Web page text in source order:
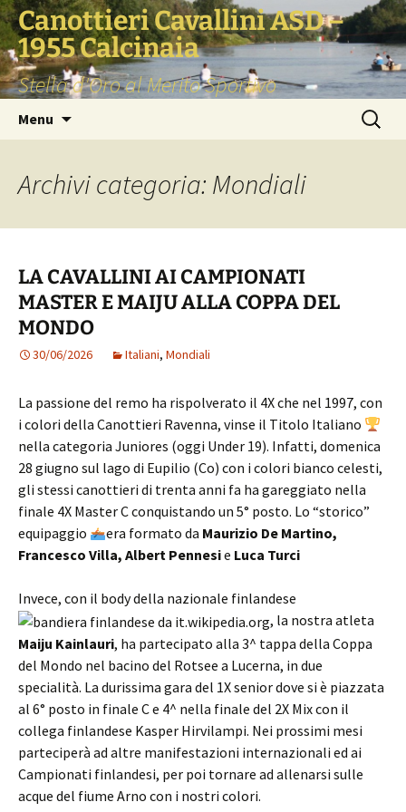
Vai
al
contenuto
Canottieri Cavallini ASD –
1955 Calcinaia
Stella d'Oro al Merito Sportivo
Menu
Ricerca
per:
Archivi categoria: Mondiali
LA CAVALLINI AI CAMPIONATI
MASTER E MAIJU ALLA COPPA DEL
MONDO
30/06/2026 Italiani, Mondiali
La passione del remo ha rispolverato il 4X che nel 1997, con
i colori della Canottieri Ravenna, vinse il Titolo Italiano
nella categoria Juniores (oggi Under 19). Infatti, domenica
28 giugno sul lago di Eupilio (Co) con i colori bianco celesti,
gli stessi canottieri di trenta anni fa ha gareggiato nella
finale 4X Master C conquistando un 5° posto. Lo “storico”
equipaggio
era formato da Maurizio De Martino,
Francesco Villa, Albert Pennesie Luca Turci
Invece, con il body della nazionale finlandese
, la nostra atleta
Maiju Kainlauri, ha partecipato alla 3^ tappa della Coppa
del Mondo nel bacino del Rotsee a Lucerna, in due
specialità. La durissima gara del 1X senior dove si è piazzata
al 6° posto in finale C e 4^ nella finale del 2X Mix con il
collega finlandese Kasper Hirvilampi. Nei prossimi mesi
parteciperà ad altre manifestazioni internazionali ed ai
Campionati finlandesi, per poi tornare ad allenarsi sulle
acque del fiume Arno con i nostri colori.